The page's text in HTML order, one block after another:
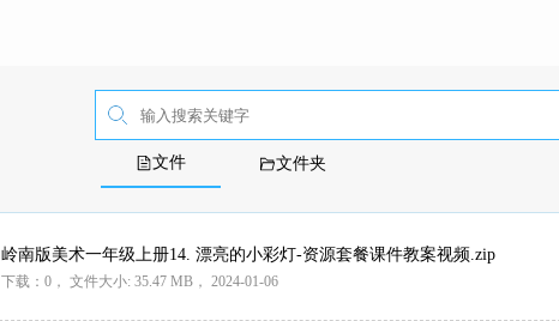
文件 文件夹
岭南版美术一年级上册14. 漂亮的小彩灯-资源套餐课件教案视频.zip
下载：0， 文件大小: 35.47 MB ， 2024-01-06